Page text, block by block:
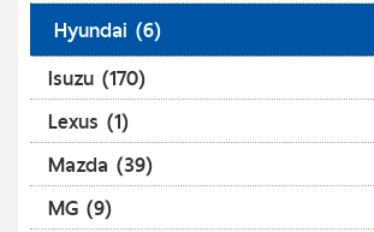
Hyundai (6)
Isuzu (170)
Lexus (1)
Mazda (39)
MG (9)